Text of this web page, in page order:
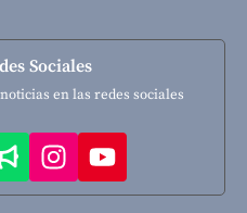
Sociales
en las redes sociales